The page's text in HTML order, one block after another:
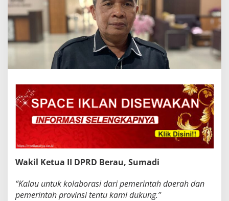
Wakil Ketua II DPRD Berau, Sumadi
“Kalau untuk kolaborasi dari pemerintah daerah dan
pemerintah provinsi tentu kami dukung.”